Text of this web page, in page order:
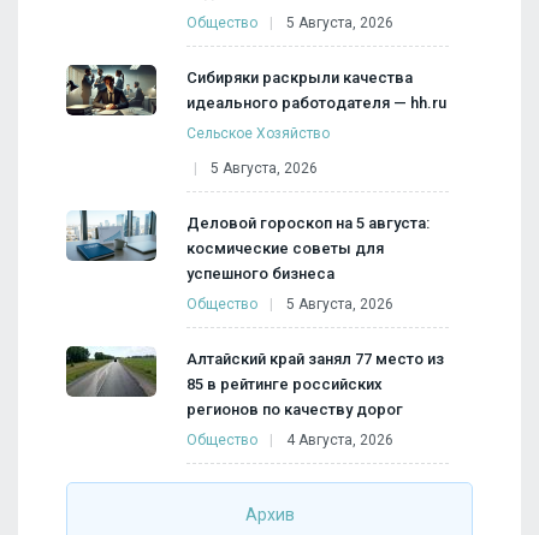
Общество 5 Августа, 2026
Сибиряки раскрыли качества
идеального работодателя — hh.ru
Сельское Хозяйство
5 Августа, 2026
Деловой гороскоп на 5 августа:
космические советы для
успешного бизнеса
Общество 5 Августа, 2026
Алтайский край занял 77 место из
85 в рейтинге российских
регионов по качеству дорог
Общество 4 Августа, 2026
Архив